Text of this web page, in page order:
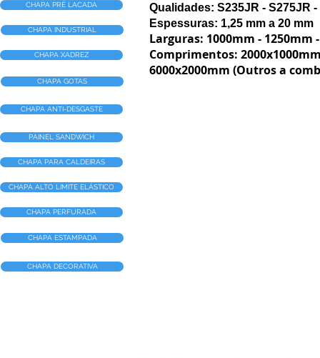
CHAPA PRÉ LACADA
CHAPA INDUSTRIAL
CHAPA XADREZ
CHAPA GOTAS
Qualidades: S235JR - S275JR -
Espessuras: 1,25 mm a 20 mm
Larguras: 1000mm -
Comprimentos:
6000x2000mm (Outros a
CHAPA ANTI-DESGASTE
PAINEL SANDWICH
CHAPA PARA CALDEIRAS
CHAPA ALTO LIMITE ELÁSTICO
CHAPA PERFURADA
CHAPA ESTAMPADA
CHAPA DECORATIVA